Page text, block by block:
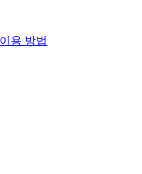
용 방법